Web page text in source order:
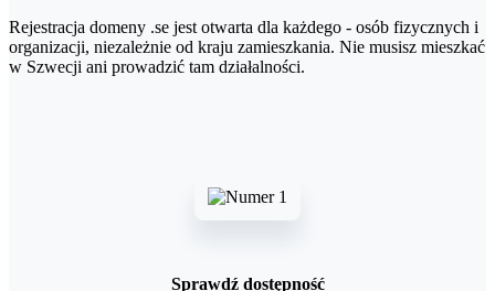
Rejestracja domeny .se jest otwarta dla każdego - osób fizycznych i
organizacji, niezależnie od kraju zamieszkania. Nie musisz mieszkać
w Szwecji ani prowadzić tam działalności.
Sprawdź dostępność